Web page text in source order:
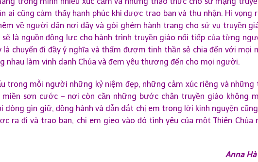
ai cũng cảm thấy hạnh phúc khi được trao ban và thu nhận. Hi vọng
về người dân nơi đây và gói ghém hành trang cho sứ vụ truyền
là nguồn động lực cho hành trình truyền giáo nối tiếp của từng
là chuyến đi đầy ý nghĩa và thấm đượm tinh thần sẻ chia đến với mọi
nhau làm vinh danh Chúa và đem yêu thương đến cho mọi người.
trong mỗi người những kỷ niệm đẹp, những cảm xúc riêng và những
sơn cước – nơi còn cần những bước chân truyền giáo không
dòng gìn giữ, đồng hành và dẫn dắt chị em trong lời kinh nguyện
ra đi và trao ban, chị em gieo vào đó tình yêu của một Thiên Chúa
Anna